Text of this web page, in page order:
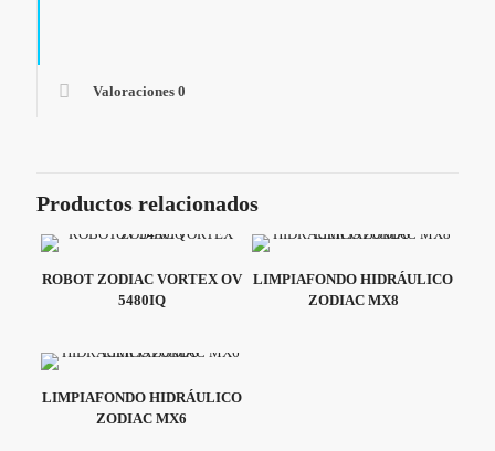
Valoraciones 0
Productos relacionados
ROBOT ZODIAC VORTEX OV
5480IQ
LIMPIAFONDO HIDRÁULICO
ZODIAC MX8
LIMPIAFONDO HIDRÁULICO
ZODIAC MX6